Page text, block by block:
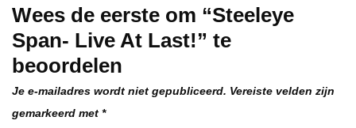
Wees de eerste om “Steeleye
Span- Live At Last!” te
beoordelen
Je e-mailadres wordt niet gepubliceerd. Vereiste velden zijn
gemarkeerd met *